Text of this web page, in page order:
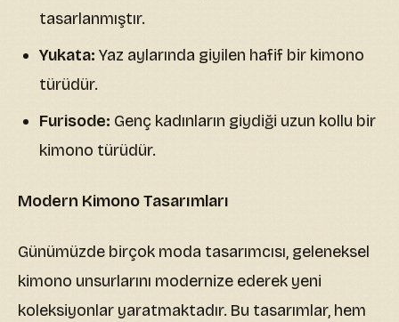
tasarlanmıştır.
Yukata: Yaz aylarında giyilen hafif bir kimono
türüdür.
Furisode: Genç kadınların giydiği uzun kollu bir
kimono türüdür.
Modern Kimono Tasarımları
Günümüzde birçok moda tasarımcısı, geleneksel
kimono unsurlarını modernize ederek yeni
koleksiyonlar yaratmaktadır. Bu tasarımlar, hem